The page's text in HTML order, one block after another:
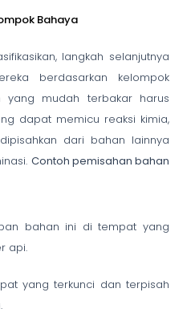
Bahaya
langkah selanjutnya
berdasarkan kelompok
yang mudah terbakar harus
dapat memicu reaksi kimia,
dari bahan lainnya
Contoh pemisahan bahan
bahan ini di tempat yang
api.
yang terkunci dan terpisah